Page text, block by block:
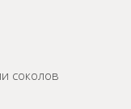
соколов